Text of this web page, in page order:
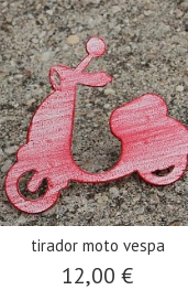
tirador moto vespa
12,00 €